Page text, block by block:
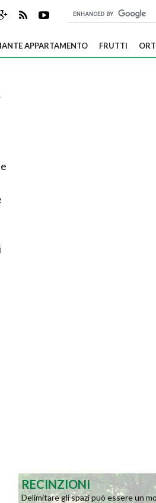
APPARTAMENTO FRUTTI
RECINZIONI
Delimitare gli spazi può essere un